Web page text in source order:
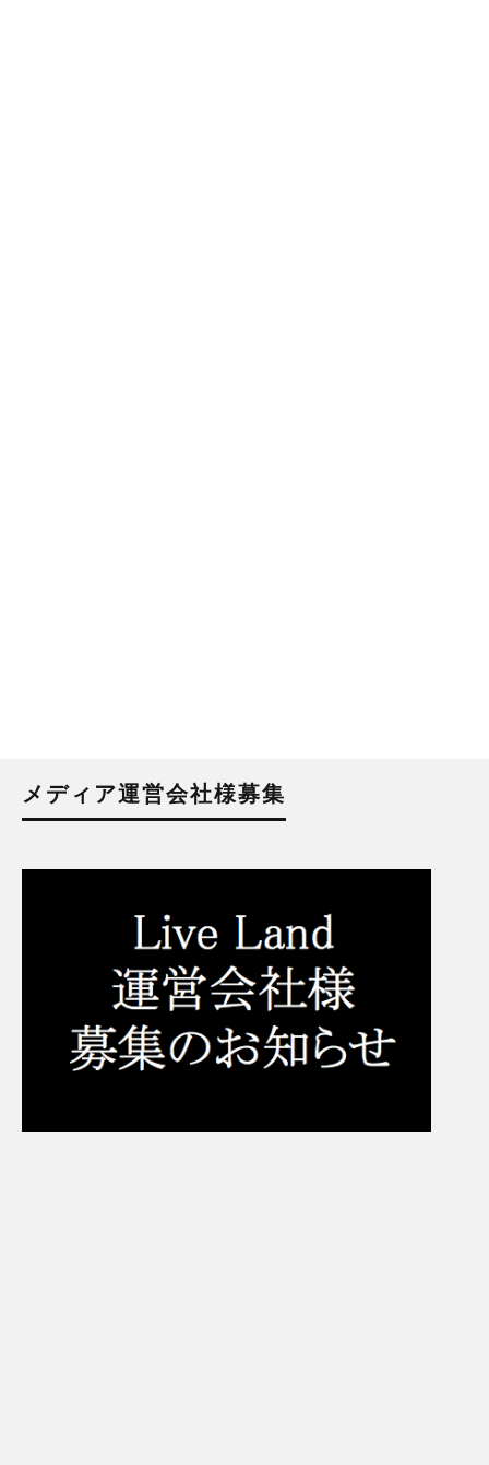
メディア運営会社様募集